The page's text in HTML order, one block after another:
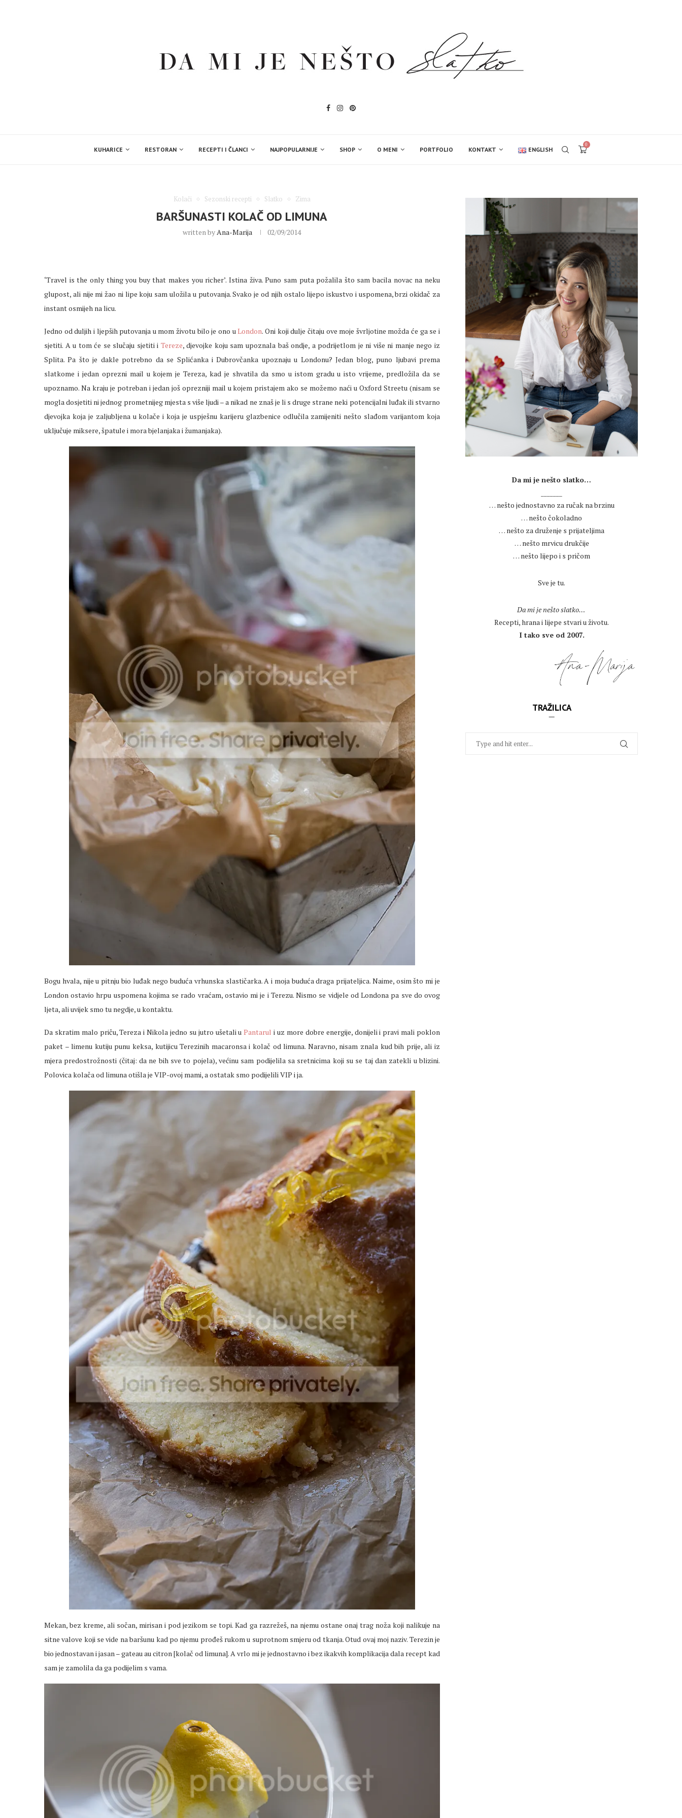
KUHARICE RESTORAN RECEPTI I ČLANCI NAJPOPULARNIJE SHOP O MENI PORTFOLIO KONTAKT ENGLISH
0
Kolači Sezonski recepti Slatko Zima
BARŠUNASTI KOLAČ OD LIMUNA
written byAna-Marija 02/09/2014
‘Travel is the only thing you buy that makes you richer’. Istina živa. Puno sam puta požalila što sam bacila novac na neku
glupost, ali nije mi žao ni lipe koju sam uložila u putovanja. Svako je od njih ostalo lijepo iskustvo i uspomena, brzi okidač za
instant osmijeh na licu.
Jedno od duljih i ljepših putovanja u mom životu bilo je ono uLondon. Oni koji dulje čitaju ove moje švrljotine možda će ga se i
sjetiti. A u tom će se slučaju sjetiti i Tereze, djevojke koju sam upoznala baš ondje, a podrijetlom je ni više ni manje nego iz
Splita. Pa što je dakle potrebno da se Splićanka i Dubrovčanka upoznaju u Londonu? Jedan blog, puno ljubavi prema
slatkome i jedan oprezni mail u kojem je Tereza, kad je shvatila da smo u istom gradu u isto vrijeme, predložila da se
upoznamo. Na kraju je potreban i jedan još oprezniji mail u kojem pristajem ako se možemo naći u Oxford Streetu (nisam se
mogla dosjetiti ni jednog prometnijeg mjesta s više ljudi – a nikad ne znaš je li s druge strane neki potencijalni luđak ili stvarno
djevojka koja je zaljubljena u kolače i koja je uspješnu karijeru glazbenice odlučila zamijeniti nešto slađom varijantom koja
uključuje miksere, špatule i mora bjelanjaka i žumanjaka).
Bogu hvala, nije u pitnju bio luđak nego buduća vrhunska slastičarka. A i moja buduća draga prijateljica. Naime, osim što mi je
London ostavio hrpu uspomena kojima se rado vraćam, ostavio mi je i Terezu. Nismo se vidjele od Londona pa sve do ovog
ljeta, ali uvijek smo tu negdje, u kontaktu.
Da skratim malo priču, Tereza i Nikola jedno su jutro ušetali uPantaruli uz more dobre energije, donijeli i pravi mali poklon
paket – limenu kutiju punu keksa, kutijicu Terezinih macaronsa i kolač od limuna. Naravno, nisam znala kud bih prije, ali iz
mjera predostrožnosti (čitaj: da ne bih sve to pojela), većinu sam podijelila sa sretnicima koji su se taj dan zatekli u blizini.
Polovica kolača od limuna otišla je VIP-ovoj mami, a ostatak smo podijelili VIP i ja.
Mekan, bez kreme, ali sočan, mirisan i pod jezikom se topi. Kad ga razrežeš, na njemu ostane onaj trag noža koji nalikuje na
sitne valove koji se vide na baršunu kad po njemu prođeš rukom u suprotnom smjeru od tkanja. Otud ovaj moj naziv. Terezin je
bio jednostavan i jasan – gateau au citron [kolač od limuna]. A vrlo mi je jednostavno i bez ikakvih komplikacija dala recept kad
sam je zamolila da ga podijelim s vama.
Da mi je nešto slatko…
… nešto jednostavno za ručak na brzinu
… nešto čokoladno
… nešto za druženje s prijateljima
… nešto mrvicu drukčije
… nešto lijepo i s pričom
Sve je tu.
Da mi je nešto slatko…
Recepti, hrana i lijepe stvari u životu.
I tako sve od 2007.
TRAŽILICA